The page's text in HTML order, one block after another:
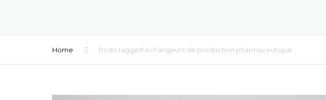
Home Posts tagged échangeurs de production pharmaceutique